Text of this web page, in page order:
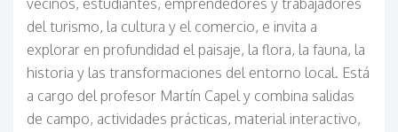
vecinos, estudiantes, emprendedores y trabajadores
del turismo, la cultura y el comercio, e invita a
explorar en profundidad el paisaje, la flora, la fauna, la
historia y las transformaciones del entorno local. Está
a cargo del profesor Martín Capel y combina salidas
de campo, actividades prácticas, material interactivo,